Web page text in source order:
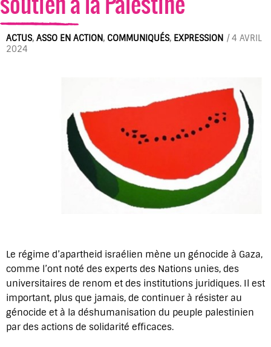
ACTUS, ASSO EN ACTION, COMMUNIQUÉS, EXPRESSION /4 AVRIL
2024
Le régime d’apartheid israélien mène un génocide à Gaza,
comme l’ont noté des experts des Nations unies, des
universitaires de renom et des institutions juridiques. Il est
important, plus que jamais, de continuer à résister au
génocide et à la déshumanisation du peuple palestinien
par des actions de solidarité efficaces.